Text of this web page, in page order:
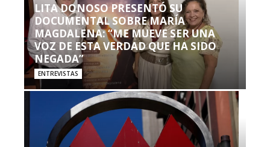
LITA DONOSO PRESENTÓ SU
DOCUMENTAL SOBRE MARÍA
MAGDALENA: “ME MUEVE SER UNA
VOZ DE ESTA VERDAD QUE HA SIDO
NEGADA”
ENTREVISTAS